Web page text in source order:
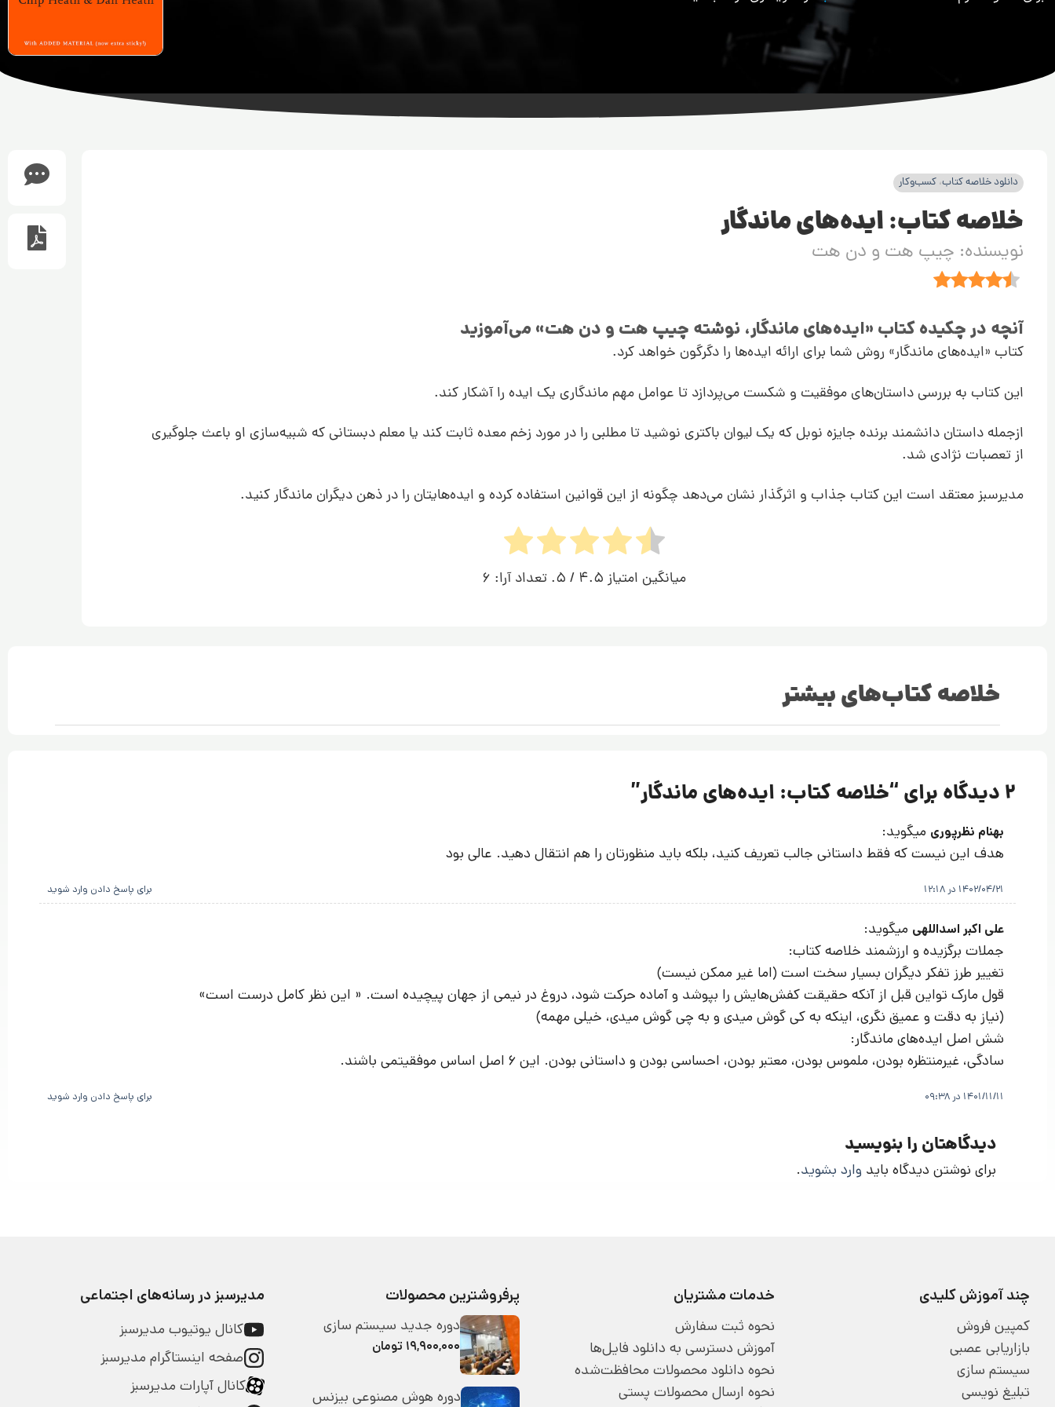
دانلود خلاصه کتاب، کسب‌وکار
خلاصه کتاب: ایده‌های ماندگار
نویسنده: چیپ هت و دن هت
آنچه در چکیده کتاب «ایده‌های ماندگار، نوشته چیپ هت و دن هت» می‌آموزید
کتاب «ایده‌های ماندگار» روش شما برای ارائه ایده‌ها را دگرگون خواهد کرد.
این کتاب به بررسی داستان‌های موفقیت و شکست می‌پردازد تا عوامل مهم ماندگاری یک ایده را آشکار کند.
ازجمله داستان دانشمند برنده جایزه نوبل که یک لیوان باکتری نوشید تا مطلبی را در مورد زخم معده ثابت کند یا معلم دبستانی که شبیه‌سازی او باعث جلوگیری
از تعصبات نژادی شد.
مدیرسبز معتقد است این کتاب جذاب و اثرگذار نشان می‌دهد چگونه از این قوانین استفاده کرده و ایده‌هایتان را در ذهن دیگران ماندگار کنید.
میانگین امتیاز 4.5 / 5. تعداد آرا: 6
خلاصه کتاب‌های بیشتر
2 دیدگاه برای “ خلاصه کتاب: ایده‌های ماندگار”
بهنام نظرپوری میگوید:
هدف این نیست که فقط داستانی جالب تعریف کنید، بلکه باید منظورتان را هم انتقال دهید. عالی بود
1402/04/21 در 12:18 برای پاسخ دادن وارد شوید
علی اکبر اسداللهی میگوید:
جملات برگزیده و ارزشمند خلاصه کتاب:
تغییر طرز تفکر دیگران بسیار سخت است (اما غیر ممکن نیست)
قول مارک تواین قبل از آنکه حقیقت کفش‌هایش را بپوشد و آماده حرکت شود، دروغ در نیمی از جهان پیچیده است. « این نظر کامل درست است»
(نیاز به دقت و عمیق نگری، اینکه به کی گوش میدی و به چی گوش میدی، خیلی مهمه)
شش اصل ایده‌های ماندگار:
سادگی، غیرمنتظره بودن، ملموس بودن، معتبر بودن، احساسی بودن و داستانی بودن. این 6 اصل اساس موفقیتمی باشند.
1401/11/11 در 09:38 برای پاسخ دادن وارد شوید
دیدگاهتان را بنویسید
برای نوشتن دیدگاه باید وارد بشوید.
چند آموزش کلیدی
کمپین فروش
بازاریابی عصبی
سیستم سازی
تبلیغ نویسی
خدمات مشتریان
نحوه ثبت سفارش
آموزش دسترسی به دانلود فایل‌ها
نحوه دانلود محصولات محافظت‌شده
نحوه ارسال محصولات پستی
پرفروشترین محصولات
دوره جدید سیستم سازی
۱۹,۹۰۰,۰۰۰ تومان
دوره هوش مصنوعی بیزنس
مدیرسبز در رسانه‌های اجتماعی
کانال یوتیوب مدیرسبز
صفحه اینستاگرام مدیرسبز
کانال آپارات مدیرسبز